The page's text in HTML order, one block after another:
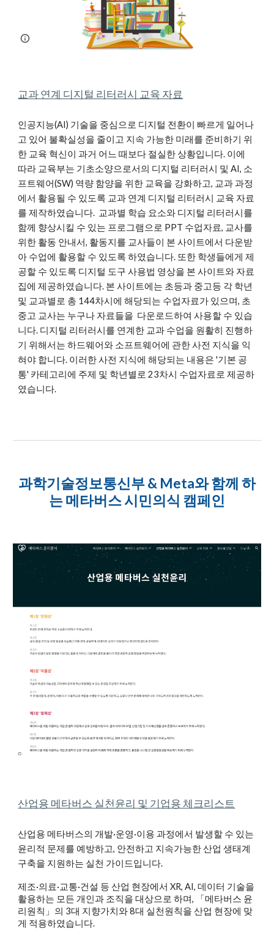
교과 연계 디지털 리터러시 교육 자료
인공지능(AI) 기술을 중심으로 디지털 전환이 빠르게 일어나
고 있어 불확실성을 줄이고 지속 가능한 미래를 준비하기 위
한 교육 혁신이 과거 어느 때보다 절실한 상황입니다. 이에
따라 교육부는 기초소양으로서의 디지털 리터러시 및 AI, 소
프트웨어(SW) 역량 함양을 위한 교육을 강화하고, 교과 과정
에서 활용될 수 있도록 교과 연계 디지털 리터러시 교육 자료
를 제작하였습니다. 교과별 학습 요소와 디지털 리터러시를
함께 향상시킬 수 있는 프로그램으로 PPT 수업자료, 교사를
위한 활동 안내서, 활동지를 교사들이 본 사이트에서 다운받
아 수업에 활용할 수 있도록 하였습니다. 또한 학생들에게 제
공할 수 있도록 디지털 도구 사용법 영상을 본 사이트와 자료
집에 제공하였습니다. 본 사이트에는 초등과 중고등 각 학년
및 교과별로 총 144차시에 해당되는 수업자료가 있으며, 초
중고 교사는 누구나 자료들을 다운로드하여 사용할 수 있습
니다. 디지털 리터러시를 연계한 교과 수업을 원활히 진행하
기 위해서는 하드웨어와 소프트웨어에 관한 사전 지식을 익
혀야 합니다. 이러한 사전 지식에 해당되는 내용은 '기본 공
통' 카테고리에 주제 및 학년별로 23차시 수업자료로 제공하
였습니다.
과학기술정보통신부 & Meta와 함께 하
는 메타버스 시민의식 캠페인
산업용 메타버스 실천윤리 및 기업용 체크리스트
산업용 메타버스의 개발·운영·이용 과정에서 발생할 수 있는
윤리적 문제를 예방하고, 안전하고 지속가능한 산업 생태계
구축을 지원하는 실천 가이드입니다.
제조·의료·교통·건설 등 산업 현장에서 XR, AI, 데이터 기술을
활용하는 모든 개인과 조직을 대상으로 하며, 「메타버스 윤
리원칙」의 3대 지향가치와 8대 실천원칙을 산업 현장에 맞
게 적용하였습니다.